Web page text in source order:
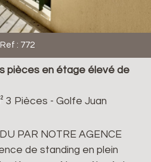
Ref : 772
pièces en étage élevé de
3 Pièces - Golfe Juan
PAR NOTRE AGENCE
de standing en plein